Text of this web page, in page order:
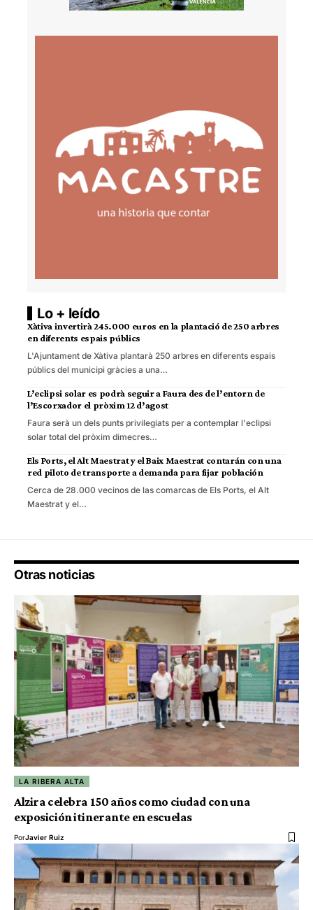
Lo + leído
Xàtiva invertirà 245.000 euros en la plantació de 250 arbres
en diferents espais públics
L'Ajuntament de Xàtiva plantarà 250 arbres en diferents espais
públics del municipi gràcies a una…
L’eclipsi solar es podrà seguir a Faura des de l’entorn de
l’Escorxador el pròxim 12 d’agost
Faura serà un dels punts privilegiats per a contemplar l'eclipsi
solar total del pròxim dimecres…
Els Ports, el Alt Maestrat y el Baix Maestrat contarán con una
red piloto de transporte a demanda para fijar población
Cerca de 28.000 vecinos de las comarcas de Els Ports, el Alt
Maestrat y el…
Otras noticias
LA RIBERA ALTA
Alzira celebra 150 años como ciudad con una
exposición itinerante en escuelas
PorJavier Ruiz